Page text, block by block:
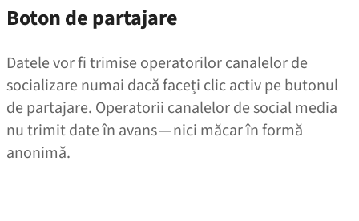
Boton de partajare
Datele vor fi trimise operatorilor canalelor de
socializare numai dacă faceți clic activ pe butonul
de partajare. Operatorii canalelor de social media
nu trimit date în avans — nici măcar în formă
anonimă.